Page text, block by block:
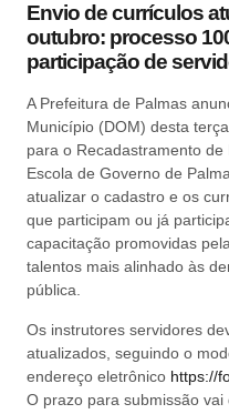
Envio de currículos
outubro: processo
participação de
A Prefeitura de Palmas
Município (DOM) desta
para o Recadastramento
Escola de Governo de
atualizar o cadastro e os
que participam ou já
capacitação promovidas
talentos mais alinhado às
pública.
Os instrutores servidores
atualizados, seguindo o
endereço eletrônico https://
O prazo para submissão